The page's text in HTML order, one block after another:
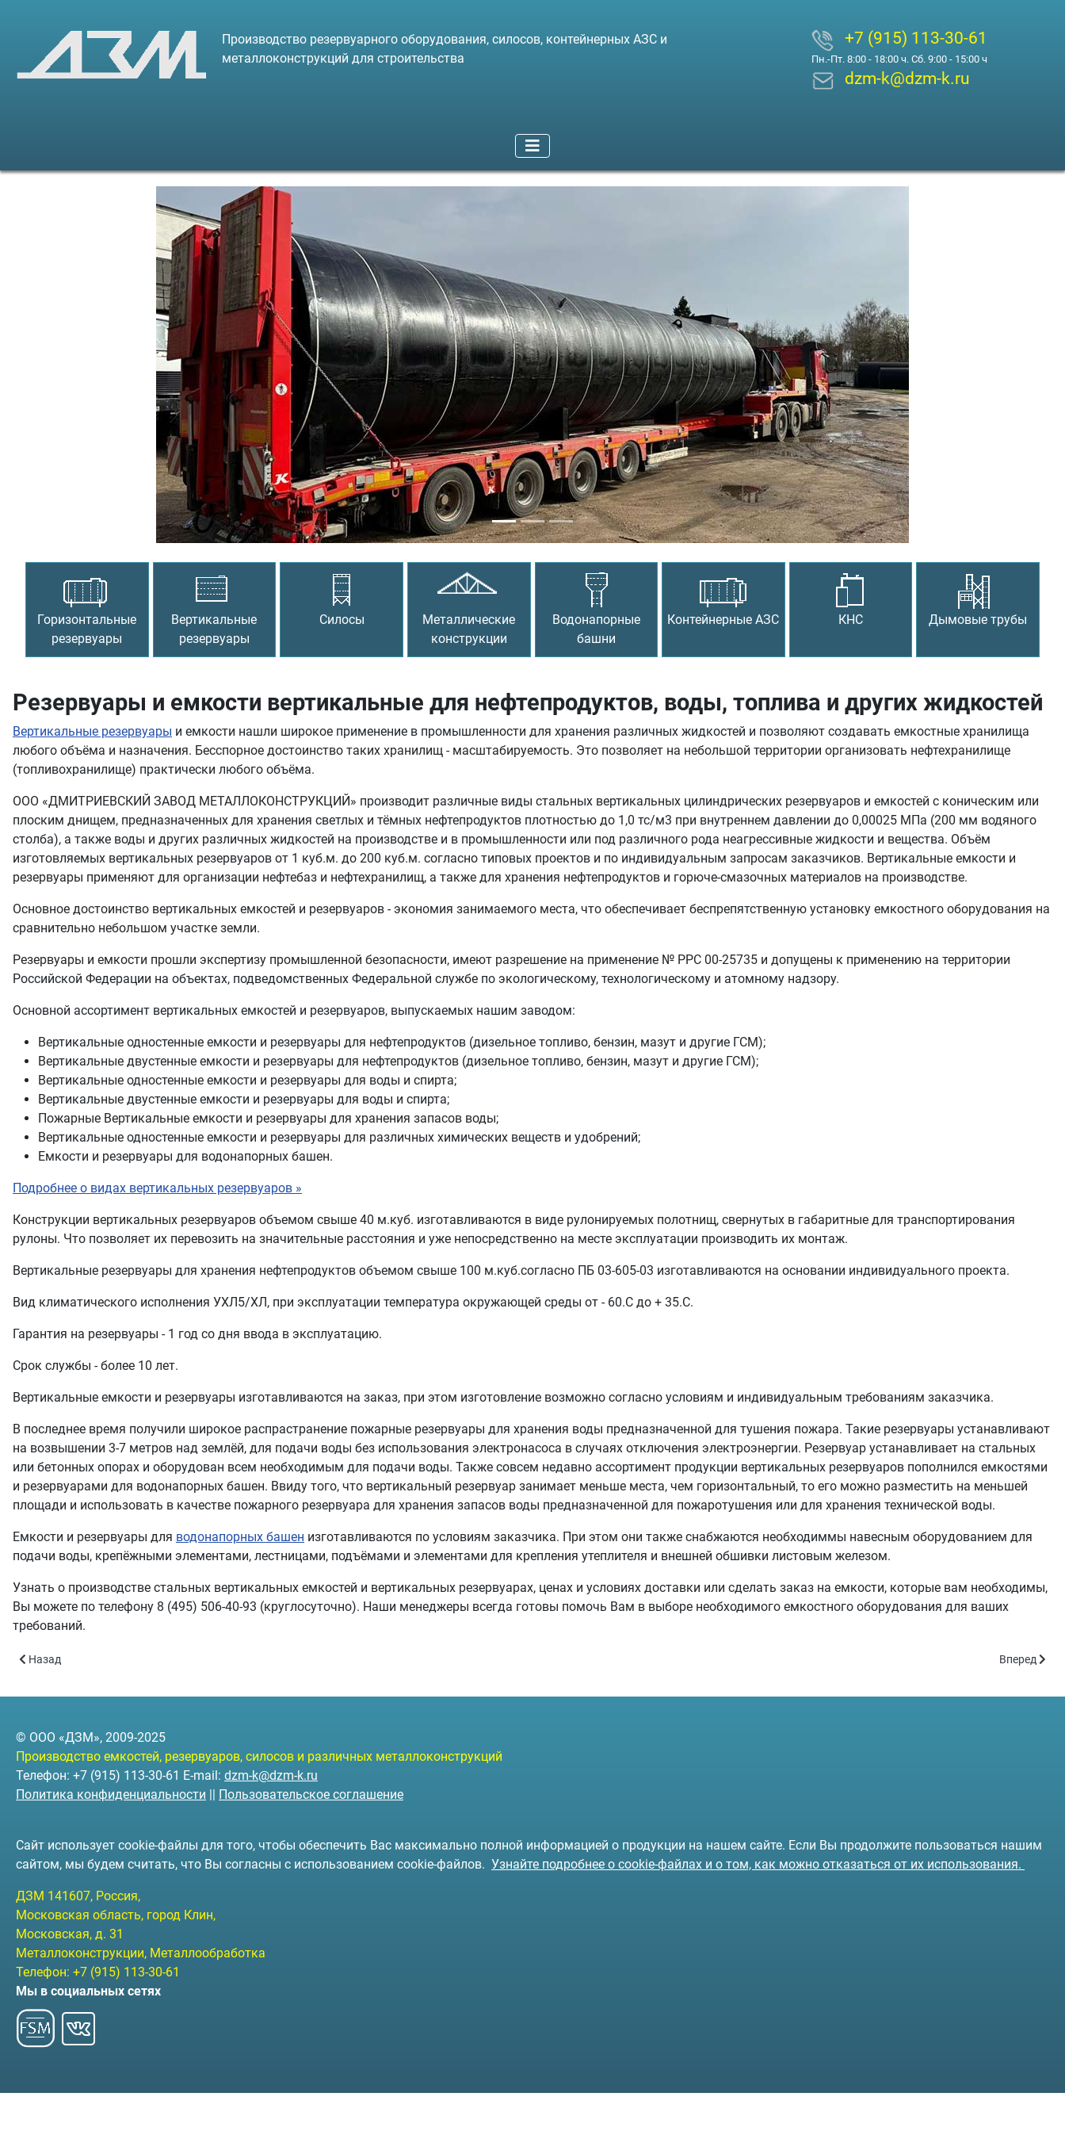
Производство резервуарного оборудования, силосов, контейнерных АЗС и
металлоконструкций для строительства
+7 (915) 113-30-61
Пн.-Пт. 8:00 - 18:00 ч. Сб. 9:00 - 15:00 ч
dzm-k@dzm-k.ru
Предыдущий
Горизонтальные
резервуары
Вертикальные
резервуары
Силосы
Металлические
конструкции
Водонапорные
башни
Контейнерные АЗС КНС Дымовые трубы
Резервуары и емкости вертикальные для нефтепродуктов, воды, топлива и других жидкостей
Вертикальные резервуары и емкости нашли широкое применение в промышленности для хранения различных жидкостей и позволяют создавать емкостные хранилища
любого объёма и назначения. Бесспорное достоинство таких хранилищ - масштабируемость. Это позволяет на небольшой территории организовать нефтехранилище
(топливохранилище) практически любого объёма.
ООО «ДМИТРИЕВСКИЙ ЗАВОД МЕТАЛЛОКОНСТРУКЦИЙ» производит различные виды стальных вертикальных цилиндрических резервуаров и емкостей с коническим или
плоским днищем, предназначенных для хранения светлых и тёмных нефтепродуктов плотностью до 1,0 тс/м3 при внутреннем давлении до 0,00025 МПа (200 мм водяного
столба), а также воды и других различных жидкостей на производстве и в промышленности или под различного рода неагрессивные жидкости и вещества. Объём
изготовляемых вертикальных резервуаров от 1 куб.м. до 200 куб.м. согласно типовых проектов и по индивидуальным запросам заказчиков. Вертикальные емкости и
резервуары применяют для организации нефтебаз и нефтехранилищ, а также для хранения нефтепродуктов и горюче-смазочных материалов на производстве.
Основное достоинство вертикальных емкостей и резервуаров - экономия занимаемого места, что обеспечивает беспрепятственную установку емкостного оборудования на
сравнительно небольшом участке земли.
Резервуары и емкости прошли экспертизу промышленной безопасности, имеют разрешение на применение № РРС 00-25735 и допущены к применению на территории
Российской Федерации на объектах, подведомственных Федеральной службе по экологическому, технологическому и атомному надзору.
Основной ассортимент вертикальных емкостей и резервуаров, выпускаемых нашим заводом:
Вертикальные одностенные емкости и резервуары для нефтепродуктов (дизельное топливо, бензин, мазут и другие ГСМ);
Вертикальные двустенные емкости и резервуары для нефтепродуктов (дизельное топливо, бензин, мазут и другие ГСМ);
Вертикальные одностенные емкости и резервуары для воды и спирта;
Вертикальные двустенные емкости и резервуары для воды и спирта;
Пожарные Вертикальные емкости и резервуары для хранения запасов воды;
Вертикальные одностенные емкости и резервуары для различных химических веществ и удобрений;
Емкости и резервуары для водонапорных башен.
Подробнее о видах вертикальных резервуаров »
Конструкции вертикальных резервуаров объемом свыше 40 м.куб. изготавливаются в виде рулонируемых полотнищ, свернутых в габаритные для транспортирования
рулоны. Что позволяет их перевозить на значительные расстояния и уже непосредственно на месте эксплуатации производить их монтаж.
Вертикальные резервуары для хранения нефтепродуктов объемом свыше 100 м.куб.согласно ПБ 03-605-03 изготавливаются на основании индивидуального проекта.
Вид климатического исполнения УХЛ5/ХЛ, при эксплуатации температура окружающей среды от - 60.С до + 35.С.
Гарантия на резервуары - 1 год со дня ввода в эксплуатацию.
Срок службы - более 10 лет.
Вертикальные емкости и резервуары изготавливаются на заказ, при этом изготовление возможно согласно условиям и индивидуальным требованиям заказчика.
В последнее время получили широкое распрастранение пожарные резервуары для хранения воды предназначенной для тушения пожара. Такие резервуары устанавливают
на возвышении 3-7 метров над землёй, для подачи воды без использования электронасоса в случаях отключения электроэнергии. Резервуар устанавливает на стальных
или бетонных опорах и оборудован всем необходимым для подачи воды. Также совсем недавно ассортимент продукции вертикальных резервуаров пополнился емкостями
и резервуарами для водонапорных башен. Ввиду того, что вертикальный резервуар занимает меньше места, чем горизонтальный, то его можно разместить на меньшей
площади и использовать в качестве пожарного резервуара для хранения запасов воды предназначенной для пожаротушения или для хранения технической воды.
Емкости и резервуары для водонапорных башен изготавливаются по условиям заказчика. При этом они также снабжаются необходиммы навесным оборудованием для
подачи воды, крепёжными элементами, лестницами, подъёмами и элементами для крепления утеплителя и внешней обшивки листовым железом.
Узнать о производстве стальных вертикальных емкостей и вертикальных резервуарах, ценах и условиях доставки или сделать заказ на емкости, которые вам необходимы,
Вы можете по телефону 8 (495) 506-40-93 (круглосуточно). Наши менеджеры всегда готовы помочь Вам в выборе необходимого емкостного оборудования для ваших
требований.
Предыдущий: Документация
Назад Следующий:
Вперед
© ООО «ДЗМ», 2009-2025
Производство емкостей, резервуаров, силосов и различных металлоконструкций
Телефон: +7 (915) 113-30-61 E-mail: dzm-k@dzm-k.ru
Политика конфиденциальности || Пользовательское соглашение
Сайт использует cookie-файлы для того, чтобы обеспечить Вас максимально полной информацией о продукции на нашем сайте. Если Вы продолжите пользоваться нашим
сайтом, мы будем считать, что Вы согласны с использованием cookie-файлов. Узнайте подробнее о cookie-файлах и о том, как можно отказаться от их использования.
ДЗМ 141607, Россия,
Московская область, город Клин,
Московская, д. 31
Металлоконструкции, Металлообработка
Телефон: +7 (915) 113-30-61
Мы в социальных сетях